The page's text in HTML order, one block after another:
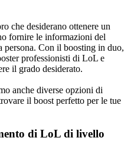
che desiderano ottenere un
fornire le informazioni del
persona. Con il boosting in duo,
professionisti di LoL e
il grado desiderato.
anche diverse opzioni di
il boost perfetto per le tue
di LoL di livello